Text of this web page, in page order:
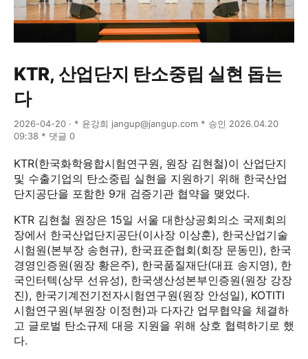
KTR, 산업단지 탄소중립 실현 돕는
다
2026-04-20 · * 윤강희 jangup@jangup.com * 승인 2026.04.20
09:38 * 댓글 0
KTR(한국화학융합시험연구원, 원장 김현철)이 산업단지
및 수출기업의 탄소중립 실현을 지원하기 위해 한국산업
단지공단을 포함한 9개 검증기관 협약을 맺었다.
KTR 김현철 원장은 15일 서울 대한상공회의소 국제회의
장에서 한국산업단지공단(이사장 이상훈), 한국산업기술
시험원(본부장 송현규), 한국표준협회(회장 문동민), 한국
경영인증원(원장 황은주), 한국품질재단(대표 송지영), 한
국인터텍(상무 선유성), 한국생산성본부인증원(원장 강장
진), 한국기계전기전자시험연구원(원장 안성일), KOTITI
시험연구원(부원장 이정현)과 다자간 업무협약을 체결하
고 글로벌 탄소규제 대응 지원을 위해 상호 협력하기로 했
다.